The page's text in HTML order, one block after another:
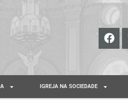
IGREJA NA SOCIEDADE